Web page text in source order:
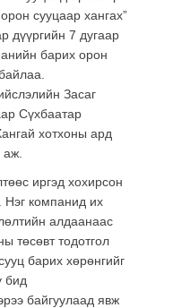
сууцаар хангах”
дүүргийн 7 дугаар
барих орон
Засаг
Сүхбаатар
хотхоны ард
иргэд хохирсон
Нэг компанид их
алдаанаас
төсөвт тодотгол
барих хөрөнгийг
бид
байгуулаад явж